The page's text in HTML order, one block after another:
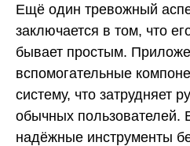
Ещё один тревожный
заключается в том, что
бывает простым.
вспомогательные
систему, что затрудняет
обычных пользователей.
надёжные инструменты